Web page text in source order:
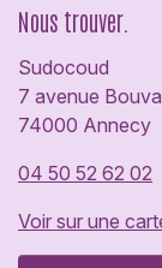
Nous trouver.
Sudocoud
7 avenue
74000 Annecy
04 50 52 62 02
Voir sur une